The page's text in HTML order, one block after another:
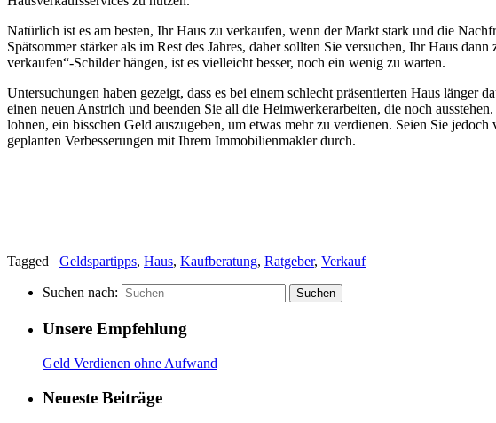
Natürlich ist es am besten, Ihr Haus zu verkaufen, wenn der Markt stark und die
Spätsommer stärker als im Rest des Jahres, daher sollten Sie versuchen, Ihr Haus
verkaufen“-Schilder hängen, ist es vielleicht besser, noch ein wenig zu warten.
Untersuchungen haben gezeigt, dass es bei einem schlecht präsentierten Haus
einen neuen Anstrich und beenden Sie all die Heimwerkerarbeiten, die noch
lohnen, ein bisschen Geld auszugeben, um etwas mehr zu verdienen. Seien Sie
geplanten Verbesserungen mit Ihrem Immobilienmakler durch.
Tagged Geldspartipps, Haus, Kaufberatung, Ratgeber, Verkauf
Suchen nach: Suchen
Unsere Empfehlung
Geld Verdienen ohne Aufwand
Neueste Beiträge